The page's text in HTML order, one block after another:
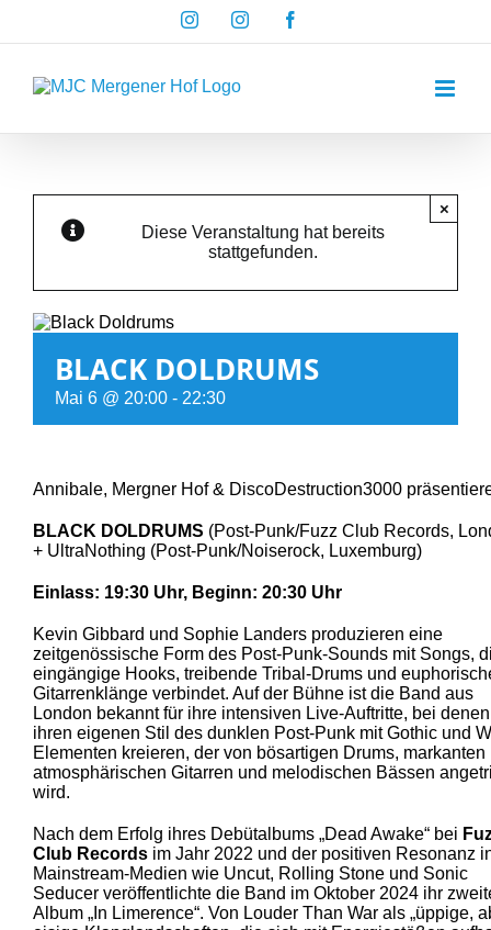
springen
InstagramInstagram
Diese Veranstaltung hat bereits
stattgefunden.
×
BLACK DOLDRUMS
Mai 6 @ 20:00 - 22:30
Annibale, Mergner Hof & DiscoDestruction3000
BLACK DOLDRUMS (Post-Punk/Fuzz Club Records,
+ UltraNothing (Post-Punk/Noiserock, Luxemburg)
Einlass: 19:30 Uhr, Beginn: 20:30 Uhr
Kevin Gibbard und Sophie Landers produzieren eine
zeitgenössische Form des Post-Punk-Sounds mit Songs,
eingängige Hooks, treibende Tribal-Drums und
Gitarrenklänge verbindet. Auf der Bühne ist die Band aus
London bekannt für ihre intensiven Live-Auftritte, bei
ihren eigenen Stil des dunklen Post-Punk mit Gothic und
Elementen kreieren, der von bösartigen Drums, markanten
atmosphärischen Gitarren und melodischen Bässen
wird.
Nach dem Erfolg ihres Debütalbums „Dead Awake“ bei
Club Records im Jahr 2022 und der positiven Resonanz
Mainstream-Medien wie Uncut, Rolling Stone und Sonic
Seducer veröffentlichte die Band im Oktober 2024 ihr
Album „In Limerence“. Von Louder Than War als „üppige,